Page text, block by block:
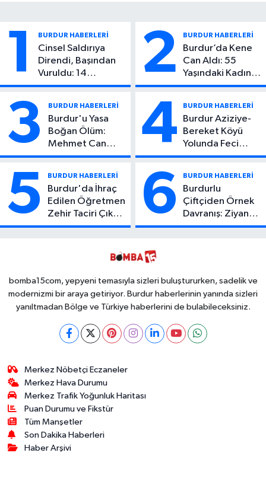
1 BURDUR HABERLERİ
Cinsel Saldırıya
Direndi, Başından
Vuruldu: 14
Yaşındaki Çocuktan
2 BURDUR HABERLERİ
Burdur’da Kene
Can Aldı: 55
Yaşındaki Kadın
Hayatını Kaybetti
3 BURDUR HABERLERİ
Burdur'u Yasa
Boğan Ölüm:
Mehmet Can
Atıcı Genç Yaşta
4 BURDUR HABERLERİ
Burdur Aziziye-
Bereket Köyü
Yolunda Feci
Kaza: 1 Ölü, 2
5 BURDUR HABERLERİ
Burdur'da İhraç
Edilen Öğretmen
Zehir Taciri Çıktı:
Binlerce
6 BURDUR HABERLERİ
Burdurlu
Çiftçiden Örnek
Davranış: Ziyan
Olmasın Diye
Toplayabilecek
bomba15com, yepyeni temasıyla sizleri buluştururken, sadelik ve
modernizmi bir araya getiriyor. Burdur haberlerinin yanında sizleri
yanıltmadan Bölge ve Türkiye haberlerini de bulabileceksiniz.
Merkez Nöbetçi Eczaneler
Merkez Hava Durumu
Merkez Trafik Yoğunluk Haritası
Puan Durumu ve Fikstür
Tüm Manşetler
Son Dakika Haberleri
Haber Arşivi